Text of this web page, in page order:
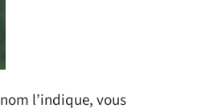
l’indique, vous